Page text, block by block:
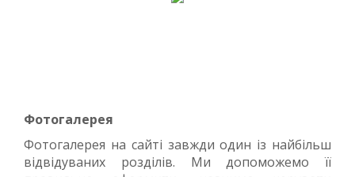
Фотогалерея
Фотогалерея на сайті завжди один із найбільш
відвідуваних розділів. Ми допоможемо її